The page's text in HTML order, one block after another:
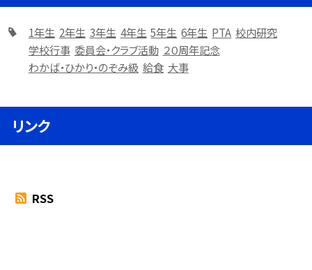
1年生 2年生 3年生 4年生 5年生 6年生 PTA 校内研究
学校行事 委員会・クラブ活動 ２０周年記念
わかば・ひかり・のぞみ級 給食 大事
リンク
RSS